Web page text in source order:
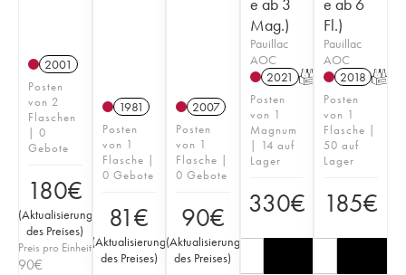
2001
Posten
von 2
Flaschen
| 0
Gebote
180€
(Aktualisierung
des Preises)
Preis pro Einheit
90€
1981
Posten
von 1
Flasche |
0 Gebote
81€
(Aktualisierung
des Preises)
2007
Posten
von 1
Flasche |
0 Gebote
90€
(Aktualisierung
des Preises)
Mag.)
Pauillac
AOC
2021 T
Posten
von 1
Magnum
| 14 auf
Lager
330€
Fl.)
Pauillac
AOC
2018 T
Posten
von 1
Flasche |
50 auf
Lager
185€